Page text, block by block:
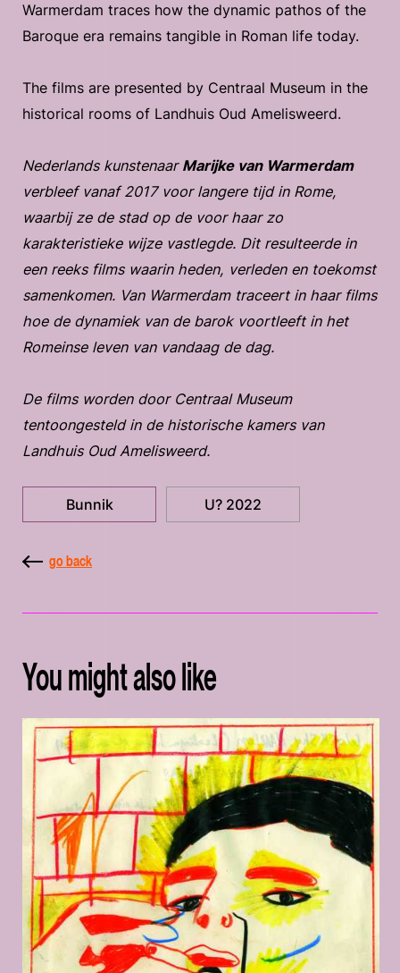
Warmerdam traces how the dynamic pathos of the
Baroque era remains tangible in Roman life today.
The films are presented by Centraal Museum in the
historical rooms of Landhuis Oud Amelisweerd.
Nederlands kunstenaar Marijke van Warmerdam
verbleef vanaf 2017 voor langere tijd in Rome,
waarbij ze de stad op de voor haar zo
karakteristieke wijze vastlegde. Dit resulteerde in
een reeks films waarin heden, verleden en toekomst
samenkomen. Van Warmerdam traceert in haar films
hoe de dynamiek van de barok voortleeft in het
Romeinse leven van vandaag de dag.
De films worden door Centraal Museum
tentoongesteld in de historische kamers van
Landhuis Oud Amelisweerd.
Bunnik U? 2022
go back
You might also like